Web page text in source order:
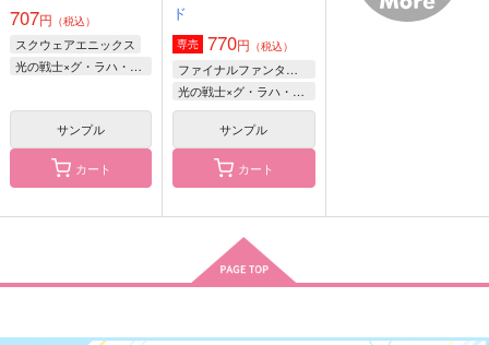
あの英雄が自覚なしな
永遠の光に誓え
地球庭園
629円（税込） 1,100円（税込）
707円 （税込）
スクウェアエニックス
光の戦士×グ・ラハ・ティア
サンプル
カート
ド
専売 770円 （税込）
ファイナルファンタジー
光の戦士×グ・ラハ・ティア
サンプル
カート